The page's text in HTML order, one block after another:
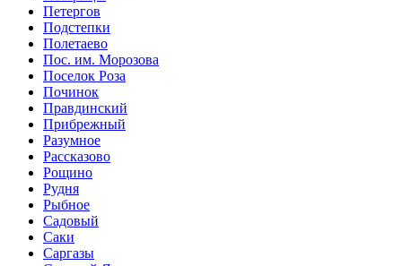
Петергов
Подстепки
Полетаево
Пос. им. Морозова
Поселок Роза
Починок
Правдинский
Прибрежный
Разумное
Рассказово
Рощино
Рудня
Рыбное
Садовый
Саки
Саргазы